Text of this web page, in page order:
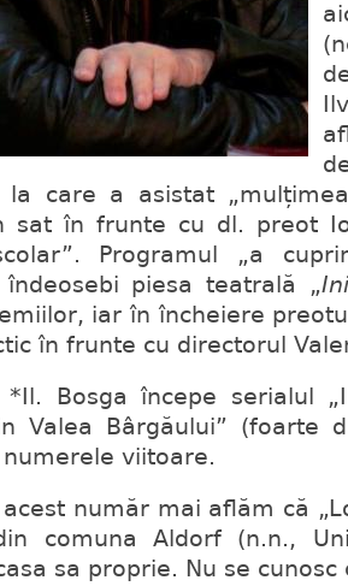
la care a asistat
sat în frunte cu dl. preot
Programul „a
piesa teatrală „
iar în încheiere
în frunte cu directorul
începe serialul
Valea Bârgăului” (foarte
viitoare.
mai aflăm că
comuna Aldorf (n.n.,
sa proprie. Nu se cunosc